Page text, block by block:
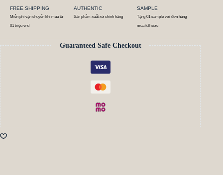
FREE SHIPPING
Miễn phí vận chuyển khi mua từ
01 triệu vnd
AUTHENTIC
Sản phẩm xuất xứ chính hãng
SAMPLE
Tặng 01 sample với đơn hàng
mua full size
Guaranteed Safe Checkout